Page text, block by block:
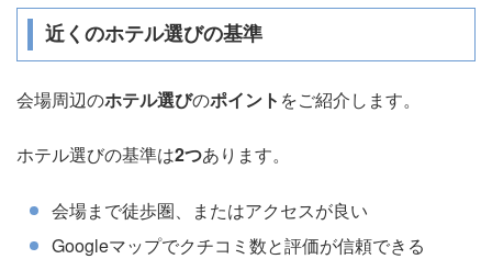
近くのホテル選びの基準
会場周辺のホテル選びのポイント をご紹介します。
ホテル選びの基準は2つあります。
会場まで徒歩圏、またはアクセスが良い
Googleマップでクチコミ数と評価が信頼できる